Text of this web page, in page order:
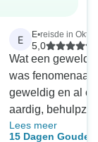
E E•reisde in
5,0
Wat een
was fenomenaal,
geweldig en al
aardig,
mee door te
Lees meer
15 Dagen